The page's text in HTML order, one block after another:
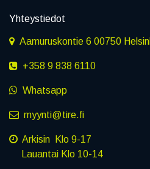
Yhteystiedot
Aamuruskontie 6 00750
+358 9 838 6110
Whatsapp
myynti@tire.fi
Arkisin Klo 9-17
Lauantai Klo 10-14